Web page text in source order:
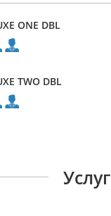
ONE DBL
TWO DBL